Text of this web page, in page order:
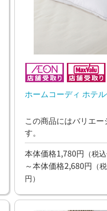
ホームコーディ ホテ
この商品にはバリエー
す。
本体価格1,780円 （税
～本体価格2,680円 （
円）